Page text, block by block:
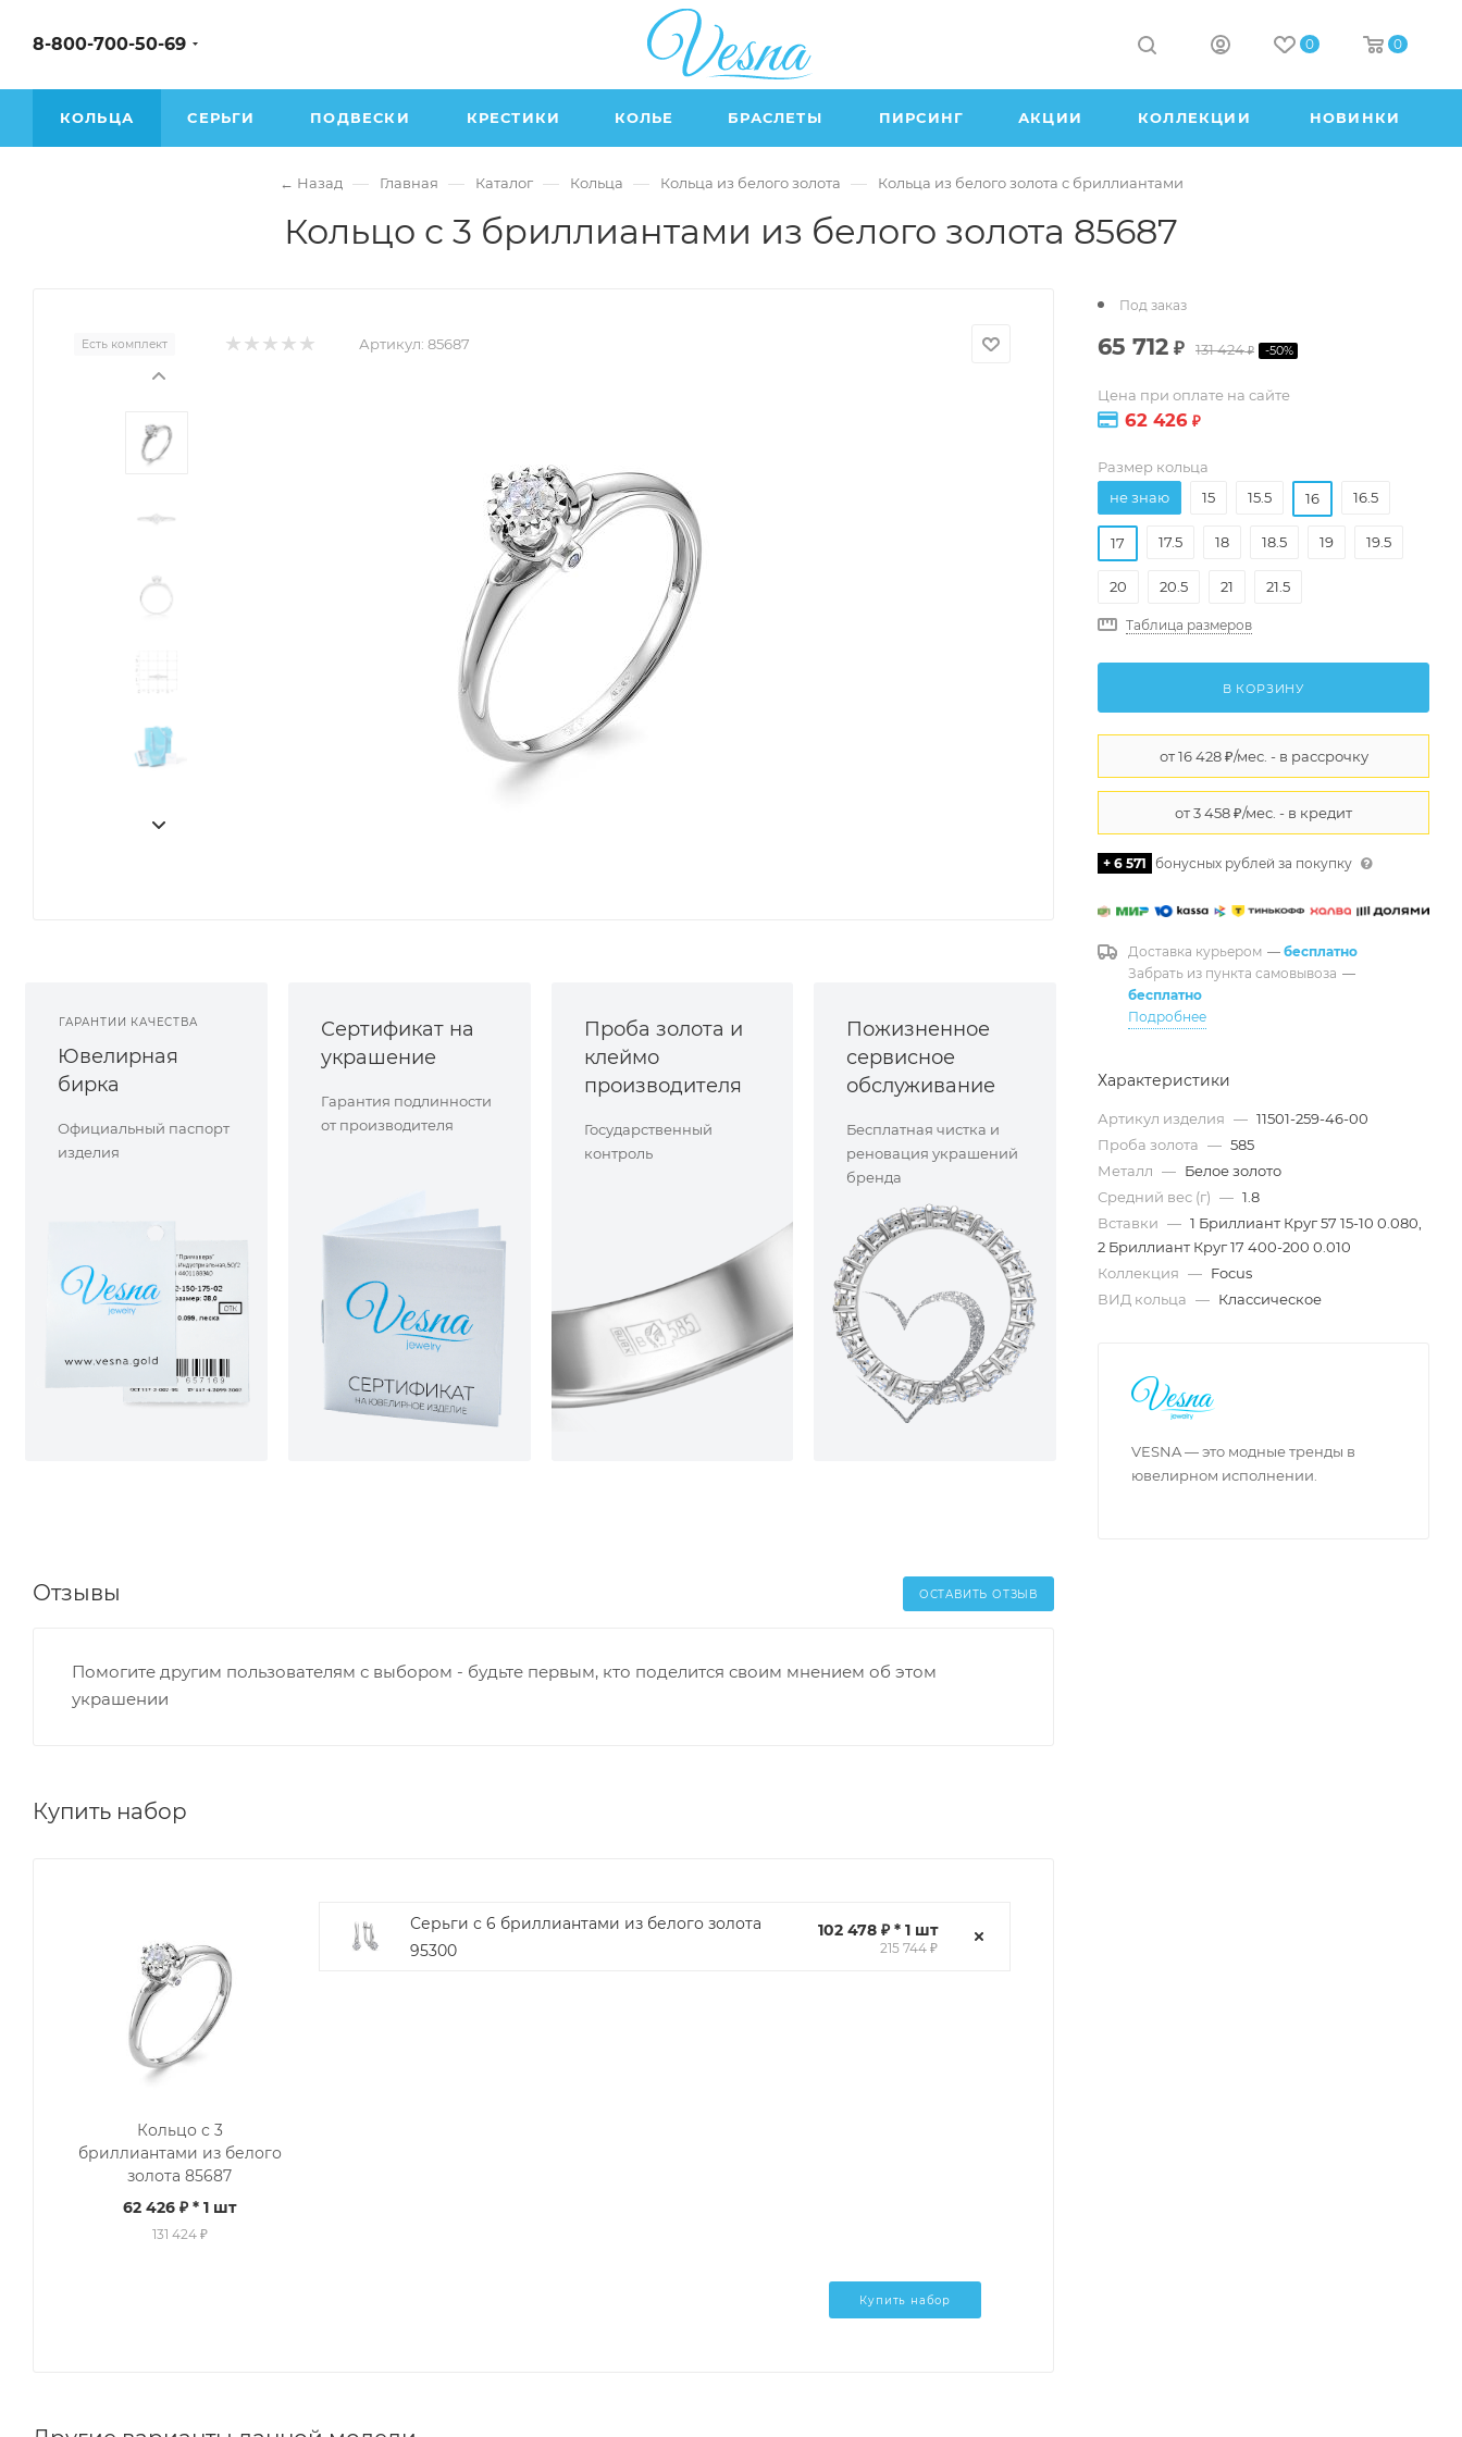
8-800-700-50-69 0 0
КОЛЬЦА СЕРЬГИ ПОДВЕСКИ КРЕСТИКИ КОЛЬЕ БРАСЛЕТЫ ПИРСИНГ АКЦИИ КОЛЛЕКЦИИ НОВИНКИ
← Назад — Главная — Каталог — Кольца — Кольца из белого золота — Кольца из белого золота с бриллиантами
Кольцо с 3 бриллиантами из белого золота 85687
Есть комплект Артикул: 85687
ГАРАНТИИ КАЧЕСТВА
Ювелирная
бирка
Официальный паспорт
изделия
Сертификат на
украшение
Гарантия подлинности
от производителя
Проба золота и
клеймо
производителя
Государственный
контроль
Пожизненное
сервисное
обслуживание
Бесплатная чистка и
реновация украшений
бренда
Отзывы ОСТАВИТЬ ОТЗЫВ
Помогите другим пользователям с выбором - будьте первым, кто поделится своим мнением об этом
украшении
Купить набор
Кольцо с 3
бриллиантами из белого
золота 85687
62 426 ₽ * 1 шт
131 424 ₽
Серьги с 6 бриллиантами из белого золота
95300
102 478 ₽ * 1 шт
215 744 ₽
Купить набор
Под заказ
65 712 ₽ 131 424₽ -50%
Цена при оплате на сайте
62 426 ₽
Размер кольца
не знаю
15 15.5 16 16.5
17 17.5 18 18.5 19 19.5
20 20.5 21 21.5
Таблица размеров
В КОРЗИНУ
+ 6 571 бонусных рублей за покупку
Доставка курьером — бесплатно
Забрать из пункта самовывоза —
бесплатно
Подробнее
Характеристики
Артикул изделия — 11501-259-46-00
Проба золота — 585
Металл — Белое золото
Средний вес (г) — 1.8
Вставки — 1 Бриллиант Круг 57 15-10 0.080,
2 Бриллиант Круг 17 400-200 0.010
Коллекция — Focus
ВИД кольца — Классическое
VESNA — это модные тренды в
ювелирном исполнении.